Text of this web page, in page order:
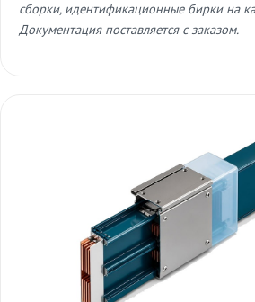
сборки, идентификационные бирки на
Документация поставляется с заказом.